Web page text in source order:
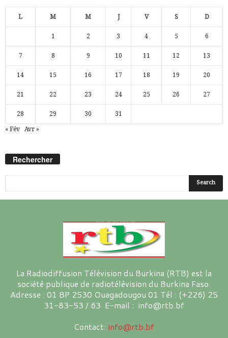
L M M J V S D
1 2 3 4 5 6
7 8 9 10 11 12 13
14 15 16 17 18 19 20
21 22 23 24 25 26 27
28 29 30 31
« Fév Avr »
Rechercher
La Radiodiffusion Télévision du Burkina (RTB) est la
société publique de radiotélévision du Burkina Faso.
Adresse : 01 BP 2530 Ouagadougou 01 Tél : (+226) 25
31-83-53 / 63 E-mail : info@rtb.bf
Contact: info@rtb.bf